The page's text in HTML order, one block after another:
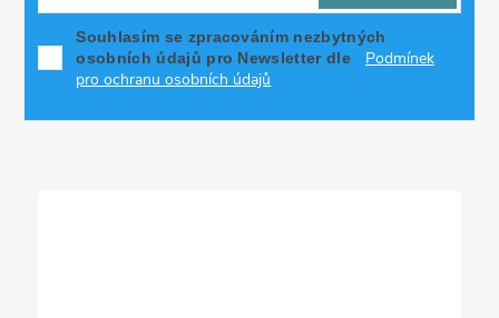
Souhlasím se zpracováním nezbytných
osobních údajů pro Newsletter dle
Podmínek
pro ochranu osobních údajů